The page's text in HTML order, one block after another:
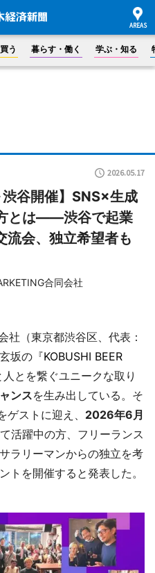
買う 暮らす・働く 学ぶ・知る
2026.05.17
谷開催】SNS×生成
とは――渋谷で起業
流会、独立希望者も
合同会社
社（東京都渋谷区、代表：
坂の『KOBUSHI BEER
とを繋ぐユニークな取り
ンスを生み出している。そ
ゲストに迎え、 2026年6月
活躍中の方、フリーランス
ラリーマンからの独立を考
トを開催すると発表した。